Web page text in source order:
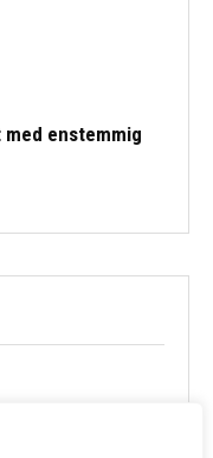
enstemmig